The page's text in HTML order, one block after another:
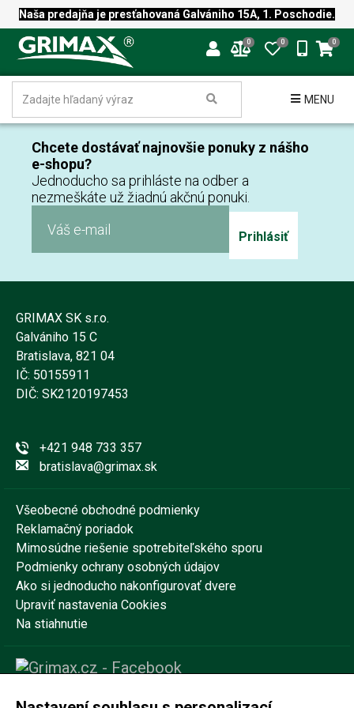
Naša predajňa je presťahovaná Galvániho 15A, 1. Poschodie.
0 0 0
MENU
Chcete dostávať najnovšie ponuky z nášho
e-shopu?
Jednoducho sa prihláste na odber a
nezmeškáte už žiadnú akčnú ponuki.
Prihlásiť
GRIMAX SK s.r.o.
Galvániho 15 C
Bratislava, 821 04
IČ: 50155911
DIČ: SK2120197453
+421 948 733 357
bratislava@grimax.sk
Všeobecné obchodné podmienky
Reklamačný poriadok
Mimosúdne riešenie spotrebiteľského sporu
Podmienky ochrany osobných údajov
Ako si jednoducho nakonfigurovať dvere
Upraviť nastavenia Cookies
Na stiahnutie